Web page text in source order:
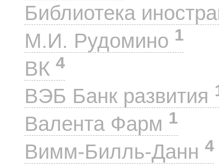
Библиотека
М.И. Рудомино 1
ВК 4
ВЭБ Банк развития
Валента Фарм 1
Вимм-Билль-Данн 4